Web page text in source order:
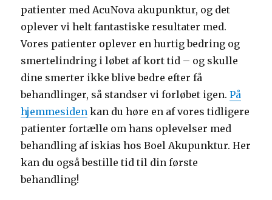
patienter med AcuNova akupunktur, og det
oplever vi helt fantastiske resultater med.
Vores patienter oplever en hurtig bedring og
smertelindring i løbet af kort tid – og skulle
dine smerter ikke blive bedre efter få
behandlinger, så standser vi forløbet igen.På
hjemmesiden kan du høre en af vores tidligere
patienter fortælle om hans oplevelser med
behandling af iskias hos Boel Akupunktur. Her
kan du også bestille tid til din første
behandling!